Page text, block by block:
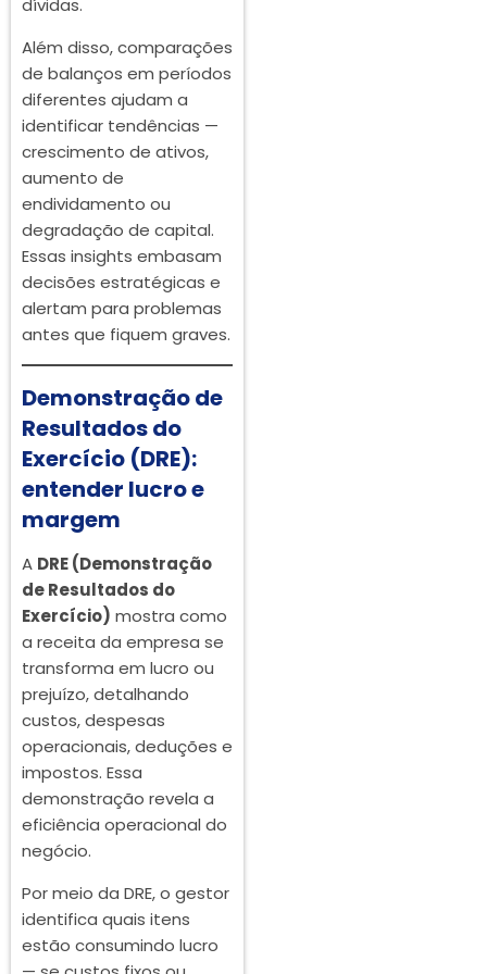
dívidas.
Além disso, comparações
de balanços em períodos
diferentes ajudam a
identificar tendências —
crescimento de ativos,
aumento de
endividamento ou
degradação de capital.
Essas insights embasam
decisões estratégicas e
alertam para problemas
antes que fiquem graves.
Demonstração de
Resultados do
Exercício (DRE):
entender lucro e
margem
A DRE (Demonstração
de Resultados do
Exercício) mostra como
a receita da empresa se
transforma em lucro ou
prejuízo, detalhando
custos, despesas
operacionais, deduções e
impostos. Essa
demonstração revela a
eficiência operacional do
negócio.
Por meio da DRE, o gestor
identifica quais itens
estão consumindo lucro